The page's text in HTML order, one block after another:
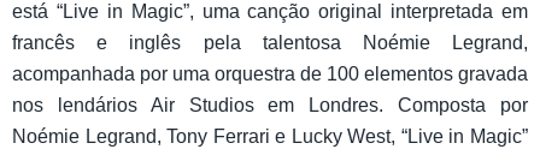
está “Live in Magic”, uma canção original interpretada em
francês e inglês pela talentosa Noémie Legrand,
acompanhada por uma orquestra de 100 elementos gravada
nos lendários Air Studios em Londres. Composta por
Noémie Legrand, Tony Ferrari e Lucky West, “Live in Magic”